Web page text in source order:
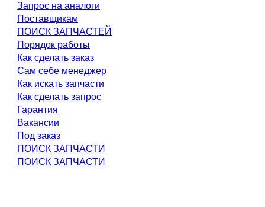
Запрос на аналоги
Поставщикам
ПОИСК ЗАПЧАСТЕЙ
Порядок работы
Как сделать заказ
Сам себе менеджер
Как искать запчасти
Как сделать запрос
Гарантия
Вакансии
Под заказ
ПОИСК ЗАПЧАСТИ
ПОИСК ЗАПЧАСТИ